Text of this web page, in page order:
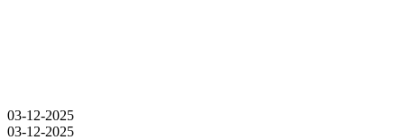
03-12-2025
03-12-2025